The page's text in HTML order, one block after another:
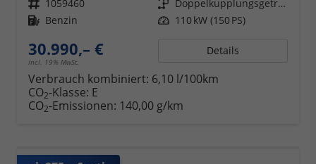
Fahrzeugnr. 1059460 Getriebe
Doppelkupplungsgetriebe (DSG)
Kraftstoff Benzin Leistung 110 kW (150 PS)
30.990,– €
incl. 19% MwSt.
Details
Verbrauch kombiniert: 6,10 l/100km
CO2-Klasse: E
CO2-Emissionen: 140,00 g/km